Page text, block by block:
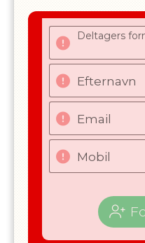
Deltagers
Efternavn
Email
Mobil